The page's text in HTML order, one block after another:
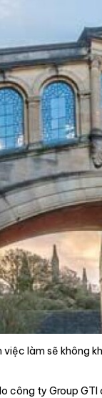
làm sẽ không
công ty Group